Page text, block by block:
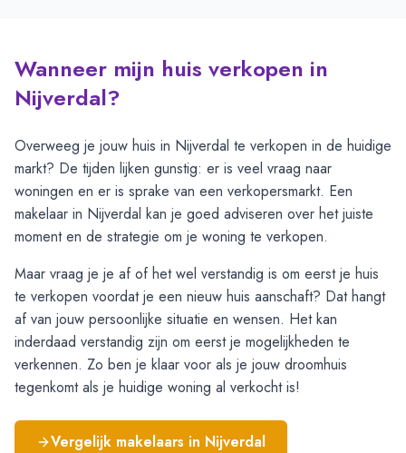
Wanneer mijn huis verkopen in
Nijverdal?
Overweeg je jouw huis in Nijverdal te verkopen in de huidige
markt? De tijden lijken gunstig: er is veel vraag naar
woningen en er is sprake van een verkopersmarkt. Een
makelaar in Nijverdal kan je goed adviseren over het juiste
moment en de strategie om je woning te verkopen.
Maar vraag je je af of het wel verstandig is om eerst je huis
te verkopen voordat je een nieuw huis aanschaft? Dat hangt
af van jouw persoonlijke situatie en wensen. Het kan
inderdaad verstandig zijn om eerst je mogelijkheden te
verkennen. Zo ben je klaar voor als je jouw droomhuis
tegenkomt als je huidige woning al verkocht is!
Vergelijk makelaars in Nijverdal